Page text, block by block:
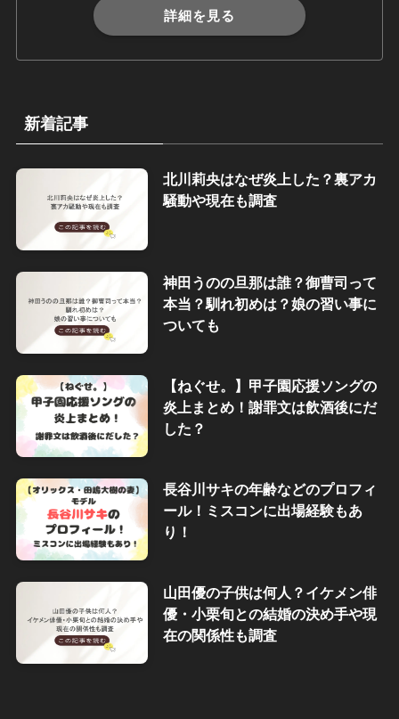
詳細を見る
新着記事
北川莉央はなぜ炎上した？裏アカ
騒動や現在も調査
神田うのの旦那は誰？御曹司って
本当？馴れ初めは？娘の習い事に
ついても
【ねぐせ。】甲子園応援ソングの
炎上まとめ！謝罪文は飲酒後にだ
した？
長谷川サキの年齢などのプロフィ
ール！ミスコンに出場経験もあ
り！
山田優の子供は何人？イケメン俳
優・小栗旬との結婚の決め手や現
在の関係性も調査